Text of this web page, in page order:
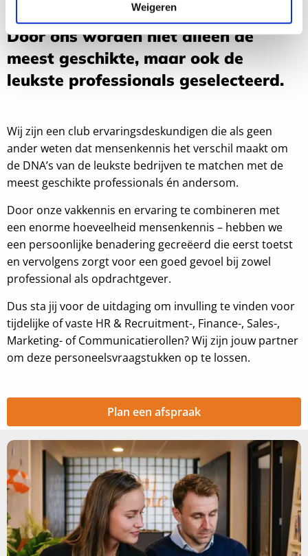
Weigeren
Door ons worden niet alleen de
meest geschikte, maar ook de
leukste professionals geselecteerd.
Wij zijn een club ervaringsdeskundigen die als geen
ander weten dat mensenkennis het verschil maakt om
de DNA’s van de leukste bedrijven te matchen met de
meest geschikte professionals én andersom.
Door onze vakkennis en ervaring te combineren met
een enorme hoeveelheid mensenkennis – hebben we
een persoonlijke benadering gecreëerd die eerst toetst
en vervolgens zorgt voor een goed gevoel bij zowel
professional als opdrachtgever.
Dus sta jij voor de uitdaging om invulling te vinden voor
tijdelijke of vaste HR & Recruitment-, Finance-, Sales-,
Marketing- of Communicatierollen? Wij zijn jouw partner
om deze personeelsvraagstukken op te lossen.
Plan een afspraak